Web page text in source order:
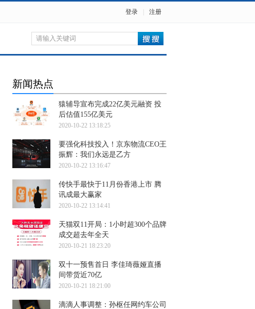
登录 注册
新闻热点
猿辅导宣布完成22亿美元融资 投
后估值155亿美元
2020-10-22 13:18:25
要强化科技投入！京东物流CEO王
振辉：我们永远是乙方
2020-10-22 13:16:47
传快手最快于11月份香港上市 腾
讯成最大赢家
2020-10-22 13:14:41
天猫双11开局：1小时超300个品牌
成交超去年全天
2020-10-21 18:23:20
双十一预售首日 李佳琦薇娅直播
间带货近70亿
2020-10-21 18:21:00
滴滴人事调整：孙枢任网约车公司